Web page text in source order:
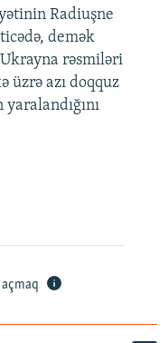
Radiuşne
demək
rəsmiləri
üzrə azı doqquz